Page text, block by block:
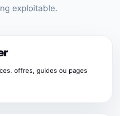
exploitable.
offres, guides ou pages